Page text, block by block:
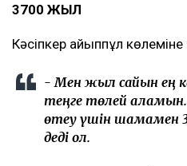
3700 ЖЫЛ
Кәсіпкер айыппұл көлеміне
- Мен жыл сайын ең
теңге төлей
өтеу үшін шамамен
деді ол.